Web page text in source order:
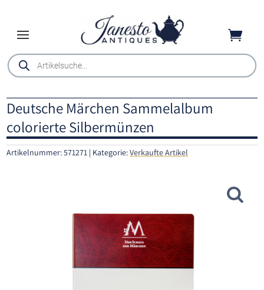

Products
search
Deutsche Märchen Sammelalbum
colorierte Silbermünzen
Artikelnummer:571271 Kategorie:Verkaufte Artikel